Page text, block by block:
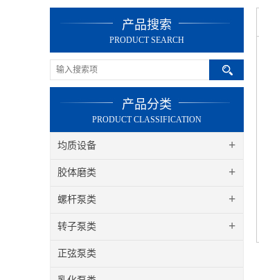
产品搜索
PRODUCT SEARCH
产品分类
PRODUCT CLASSIFICATION
均质设备 +
胶体磨类 +
螺杆泵类 +
转子泵类 +
正弦泵类